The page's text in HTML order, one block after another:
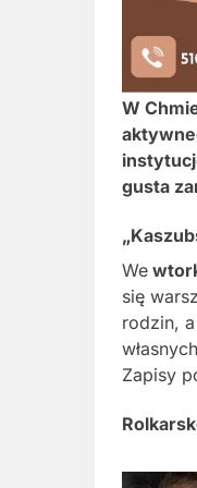
W
gusta
We
się
rodzin,
Zapisy